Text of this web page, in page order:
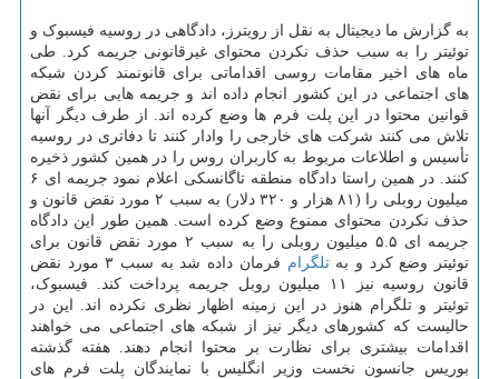
به گزارش ما دیجیتال به نقل از رویترز، دادگاهی در روسیه فیسبوک و
توئیتر را به سبب حذف نکردن محتوای غیرقانونی جریمه کرد. طی
ماه های اخیر مقامات روسی اقداماتی برای قانونمند کردن شبکه
های اجتماعی در این کشور انجام داده اند و جریمه هایی برای نقض
قوانین محتوا در این پلت فرم ها وضع کرده اند. از طرف دیگر آنها
تلاش می کنند شرکت های خارجی را وادار کنند تا دفاتری در روسیه
تأسیس و اطلاعات مربوط به کاربران روس را در همین کشور ذخیره
کنند. در همین راستا دادگاه منطقه تاگانسکی اعلام نمود جریمه ای ۶
میلیون روبلی را (۸۱ هزار و ۳۲۰ دلار) به سبب ۲ مورد نقض قانون و
حذف نکردن محتوای ممنوع وضع کرده است. همین طور این دادگاه
جریمه ای ۵.۵ میلیون روبلی را به سبب ۲ مورد نقض قانون برای
توئیتر وضع کرد و بهتلگرام
فرمان داده شد به سبب ۳ مورد نقض
قانون روسیه نیز ۱۱ میلیون روبل جریمه پرداخت کند. فیسبوک،
توئیتر و تلگرام هنوز در این زمینه اظهار نظری نکرده اند. این در
حالیست که کشورهای دیگر نیز از شبکه های اجتماعی می خواهند
اقدامات بیشتری برای نظارت بر محتوا انجام دهند. هفته گذشته
بوریس جانسون نخست وزیر انگلیس با نمایندگان پلت فرم های